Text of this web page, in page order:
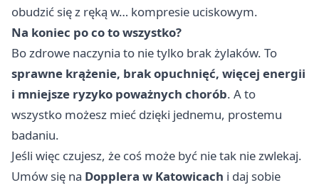
obudzić się z ręką w… kompresie uciskowym.
Na koniec po co to wszystko?
Bo zdrowe naczynia to nie tylko brak żylaków. To
sprawne krążenie, brak opuchnięć, więcej energii
i mniejsze ryzyko poważnych chorób. A to
wszystko możesz mieć dzięki jednemu, prostemu
badaniu.
Jeśli więc czujesz, że coś może być nie tak nie zwlekaj.
Umów się na Dopplera w Katowicach i daj sobie